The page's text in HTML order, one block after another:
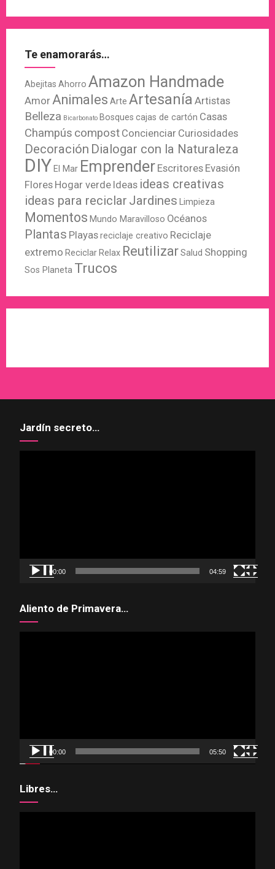
Te enamorarás…
Abejitas Ahorro Amazon Handmade
Amor Animales Arte Artesanía Artistas
Belleza Bicarbonato Bosques cajas de cartón Casas
Champús compost Concienciar Curiosidades
Decoración Dialogar con la Naturaleza
DIY El Mar Emprender Escritores Evasión
Flores Hogar verde Ideas ideas creativas
ideas para reciclar Jardines Limpieza
Momentos Mundo Maravilloso Océanos
Plantas Playasreciclaje creativo Reciclaje
extremo Reciclar Relax ReutilizarSalud Shopping
Sos Planeta Trucos
Jardín secreto…
00:00 04:59
Aliento de Primavera…
00:00 05:50
Libres…